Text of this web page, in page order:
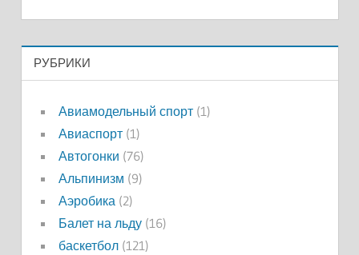
РУБРИКИ
Авиамодельный спорт(1)
Авиаспорт(1)
Автогонки (76)
Альпинизм (9)
Аэробика(2)
Балет на льду(16)
баскетбол(121)